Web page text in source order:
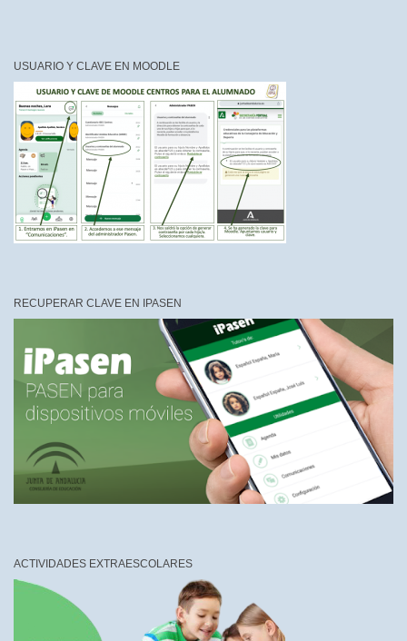
USUARIO Y CLAVE EN MOODLE
RECUPERAR CLAVE EN IPASEN
ACTIVIDADES EXTRAESCOLARES